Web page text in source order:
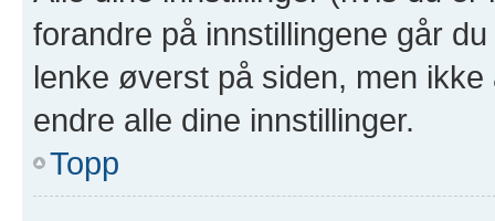
forandre på innstillingene går
lenke øverst på siden, men
endre alle dine innstillinger.
Topp